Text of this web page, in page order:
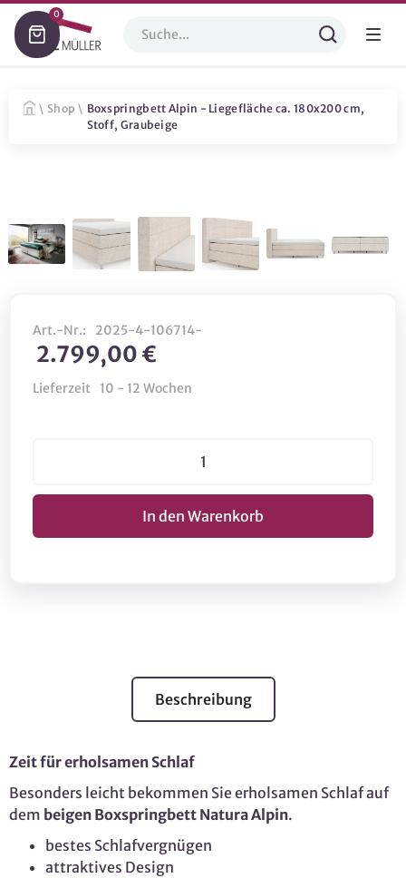
0
\ Shop \ Boxspringbett Alpin - Liegefläche ca. 180x200 cm,
Stoff, Graubeige
Art.-Nr.: 2025-4-106714-
2.799,00 €
Lieferzeit 10 - 12 Wochen
Beschreibung
Zeit für erholsamen Schlaf
Besonders leicht bekommen Sie erholsamen Schlaf auf
dem beigen Boxspringbett Natura Alpin.
bestes Schlafvergnügen
attraktives Design